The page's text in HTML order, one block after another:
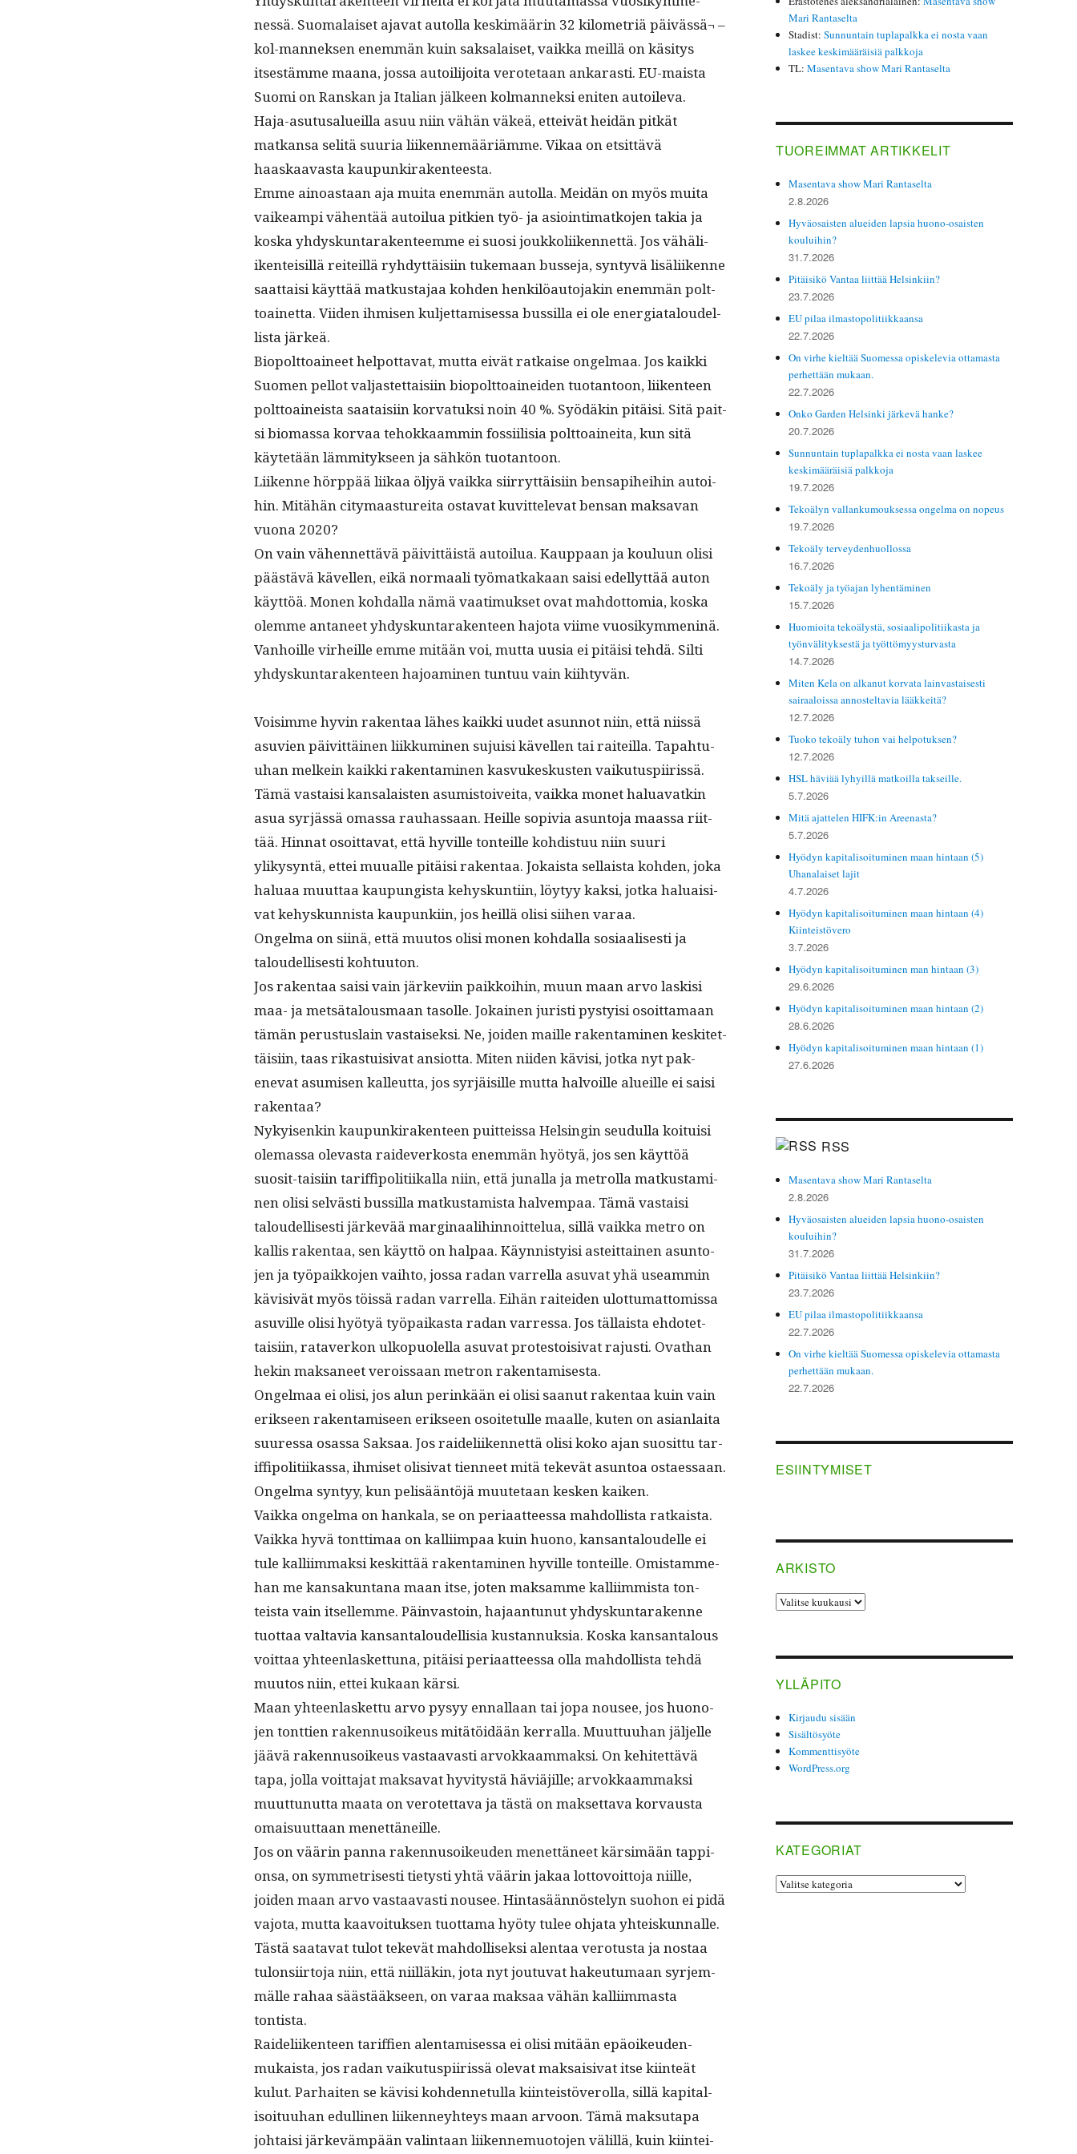
nessä. Suo­ma­laiset aja­vat autol­la keskimäärin 32 kilo­metriä päivässä¬ –
kol-man­nek­sen enem­män kuin sak­salaiset, vaik­ka meil­lä on käsi­tys
itses­tämme maana, jos­sa autoil­i­joi­ta verote­taan ankarasti. EU-maista
Suo­mi on Ran­skan ja Ital­ian jäl­keen kol­man­nek­si eniten autoileva.
Haja-asu­tusalueil­la asuu niin vähän väkeä, etteivät hei­dän pitkät
matkansa selitä suuria liiken­nemääriämme. Vikaa on etsit­tävä
haaskaavas­ta kaupunkirakenteesta.
Emme ain­oas­taan aja mui­ta enem­män autol­la. Mei­dän on myös mui­ta
vaikeampi vähen­tää autoilua pitkien työ- ja asioin­ti­matko­jen takia ja
kos­ka yhdyskun­tarak­en­teemme ei suosi joukkoli­iken­net­tä. Jos vähäli­
iken­teisil­lä reit­eil­lä ryhdyt­täisi­in tuke­maan busse­ja, syn­tyvä lisäli­ikenne
saat­taisi käyt­tää matkus­ta­jaa kohden henkilöau­to­jakin enem­män polt­
toainet­ta. Viiden ihmisen kul­jet­tamises­sa bus­sil­la ei ole ener­giat­aloudel­
lista järkeä.
Biopolt­toaineet helpot­ta­vat, mut­ta eivät ratkaise ongel­maa. Jos kaik­ki
Suomen pel­lot val­jastet­taisi­in biopolt­toainei­den tuotan­toon, liiken­teen
polt­toaineista saataisi­in kor­vatuk­si noin 40 %. Syödäkin pitäisi. Sitä pait­
si bio­mas­sa kor­vaa tehokkaam­min fos­si­il­isia polt­toainei­ta, kun sitä
käytetään läm­mi­tyk­seen ja sähkön tuotantoon.
Liikenne hörp­pää liikaa öljyä vaik­ka siir­ryt­täisi­in ben­sapi­hei­hin autoi­
hin. Mitähän city­maas­ture­i­ta osta­vat kuvit­tel­e­vat ben­san mak­sa­van
vuona 2020?
On vain vähen­net­tävä päivit­täistä autoilua. Kaup­paan ja koulu­un olisi
päästävä kävellen, eikä nor­maali työ­matkakaan saisi edel­lyt­tää auton
käyt­töä. Mon­en kohdal­la nämä vaa­timuk­set ovat mah­dot­to­mia, kos­ka
olemme anta­neet yhdyskun­tarak­en­teen hajo­ta viime vuosikymmeninä.
Van­hoille virheille emme mitään voi, mut­ta uusia ei pitäisi tehdä. Silti
yhdyskun­tarak­en­teen hajoami­nen tun­tuu vain kiihtyvän.
Voisimme hyvin rak­en­taa läh­es kaik­ki uudet asun­not niin, että niis­sä
asu­vien päivit­täi­nen liikku­mi­nen sujuisi kävellen tai raiteil­la. Tapah­tu­
uhan melkein kaik­ki rak­en­t­a­mi­nen kasvukeskusten vaikutuspiirissä.
Tämä vas­taisi kansalais­ten asum­is­toivei­ta, vaik­ka mon­et halu­a­vatkin
asua syr­jässä omas­sa rauhas­saan. Heille sopivia asun­to­ja maas­sa riit­
tää. Hin­nat osoit­ta­vat, että hyville ton­teille kohdis­tuu niin suuri
ylikysyn­tä, ettei muualle pitäisi rak­en­taa. Jokaista sel­l­aista kohden, joka
halu­aa muut­taa kaupungista kehyskun­ti­in, löy­tyy kak­si, jot­ka halu­aisi­
vat kehyskun­nista kaupunki­in, jos heil­lä olisi siihen varaa.
Ongel­ma on siinä, että muu­tos olisi mon­en kohdal­la sosi­aalis­es­ti ja
taloudel­lis­es­ti kohtuuton.
Jos rak­en­taa saisi vain järke­vi­in paikkoi­hin, muun maan arvo lask­isi
maa- ja met­sä­talous­maan tasolle. Jokainen juristi pysty­isi osoit­ta­maan
tämän perus­tus­lain vas­taisek­si. Ne, joiden maille rak­en­t­a­mi­nen keskitet­
täisi­in, taas rikas­tu­isi­vat ansiot­ta. Miten niiden kävisi, jot­ka nyt pak­
enevat asumisen kalleut­ta, jos syr­jäisille mut­ta halvoille alueille ei saisi
rakentaa?
Nykyisenkin kaupunki­rak­en­teen puit­teis­sa Helsin­gin seudul­la koi­tu­isi
ole­mas­sa olev­as­ta raide­v­erkos­ta enem­män hyö­tyä, jos sen käyt­töä
suosit-taisi­in tar­if­fipoli­ti­ikalla niin, että junal­la ja metrol­la matkus­t­a­mi­
nen olisi selvästi bus­sil­la matkus­tamista halvem­paa. Tämä vas­taisi
taloudel­lis­es­ti järkevää mar­gin­aal­i­hin­noit­telua, sil­lä vaik­ka metro on
kallis rak­en­taa, sen käyt­tö on hal­paa. Käyn­nisty­isi asteit­tainen asun­to­
jen ja työ­paikko­jen vai­h­to, jos­sa radan var­rel­la asu­vat yhä use­am­min
kävi­sivät myös töis­sä radan var­rel­la. Eihän raitei­den ulot­tumat­tomis­sa
asuville olisi hyö­tyä työ­paikas­ta radan var­res­sa. Jos täl­laista ehdotet­
taisi­in, rataverkon ulkop­uolel­la asu­vat protestoisi­vat rajusti. Ovathan
hekin mak­sa­neet verois­saan metron rakentamisesta.
Ongel­maa ei olisi, jos alun perinkään ei olisi saanut rak­en­taa kuin vain
erik­seen rak­en­tamiseen erik­seen osoite­tulle maalle, kuten on asian­lai­ta
suures­sa osas­sa Sak­saa. Jos raideli­iken­net­tä olisi koko ajan suosit­tu tar­
if­fipoli­ti­ikas­sa, ihmiset oli­si­vat tien­neet mitä tekevät asun­toa ostaes­saan.
Ongel­ma syn­tyy, kun pelisään­töjä muute­taan kesken kaiken.
Vaik­ka ongel­ma on han­kala, se on peri­aat­teessa mah­dol­lista ratkaista.
Vaik­ka hyvä tont­ti­maa on kalli­im­paa kuin huono, kansan­taloudelle ei
tule kalli­im­mak­si keskit­tää rak­en­t­a­mi­nen hyville ton­teille. Omis­tam­me­
han me kansakun­tana maan itse, joten mak­samme kalli­im­mista ton­
teista vain itsellemme. Päin­vas­toin, hajaan­tunut yhdyskun­tarakenne
tuot­taa val­tavia kansan­taloudel­lisia kus­tan­nuk­sia. Kos­ka kansan­talous
voit­taa yhteen­las­ket­tuna, pitäisi peri­aat­teessa olla mah­dol­lista tehdä
muu­tos niin, ettei kukaan kärsi.
Maan yhteen­las­ket­tu arvo pysyy ennal­laan tai jopa nousee, jos huono­
jen tont­tien raken­nu­soikeus mitätöidään ker­ral­la. Muut­tuuhan jäl­jelle
jäävä raken­nu­soikeus vas­taavasti arvokkaam­mak­si. On kehitet­tävä
tapa, jol­la voit­ta­jat mak­sa­vat hyvi­tys­tä häviäjille; arvokkaam­mak­si
muut­tunut­ta maa­ta on verotet­ta­va ja tästä on mak­set­ta­va kor­vaus­ta
omaisu­ut­taan menettäneille.
Jos on väärin pan­na raken­nu­soikeu­den menet­täneet kär­simään tap­pi­
onsa, on sym­metris­es­ti tietysti yhtä väärin jakaa lot­tovoit­to­ja niille,
joiden maan arvo vas­taavasti nousee. Hin­tasään­nöste­lyn suo­hon ei pidä
vajo­ta, mut­ta kaavoituk­sen tuot­ta­ma hyö­ty tulee ohja­ta yhteiskun­nalle.
Tästä saata­vat tulot tekevät mah­dol­lisek­si alen­taa vero­tus­ta ja nos­taa
tulon­si­ir­to­ja niin, että niil­läkin, jota nyt joutu­vat hakeu­tu­maan syr­jem­
mälle rahaa säästääk­seen, on varaa mak­saa vähän kalli­im­mas­ta
tontista.
Raideli­iken­teen tar­iffien alen­tamises­sa ei olisi mitään epäoikeu­den­
mukaista, jos radan vaiku­tus­pi­iris­sä ole­vat mak­saisi­vat itse kiin­teät
kulut. Parhait­en se kävisi kohden­netul­la kiin­teistöverol­la, sil­lä kap­i­tal­
isoitu­uhan edulli­nen liiken­ney­hteys maan arvoon. Tämä mak­su­ta­pa
johtaisi järkeväm­pään val­in­taan liiken­nemuo­to­jen välil­lä, kuin kiin­tei­
Mari Rantaselta
Stadist:Sunnuntain tuplapalkka ei nosta vaan
laskee keskimääräisiä palkkoja
TL:Masentava show Mari Rantaselta
TUOREIMMAT ARTIKKELIT
Masentava show Mari Rantaselta
2.8.2026
Hyväosaisten alueiden lapsia huono-osaisten
kouluihin?
31.7.2026
Pitäisikö Vantaa liittää Helsinkiin?
23.7.2026
EU pilaa ilmastopolitiikkaansa
22.7.2026
On virhe kieltää Suomessa opiskelevia ottamasta
perhettään mukaan.
22.7.2026
Onko Garden Helsinki järkevä hanke?
20.7.2026
Sunnuntain tuplapalkka ei nosta vaan laskee
keskimääräisiä palkkoja
19.7.2026
Tekoälyn vallankumouksessa ongelma on nopeus
19.7.2026
Tekoäly terveydenhuollossa
16.7.2026
Tekoäly ja työajan lyhentäminen
15.7.2026
Huomioita tekoälystä, sosiaalipolitiikasta ja
työnvälityksestä ja työttömyysturvasta
14.7.2026
Miten Kela on alkanut korvata lainvastaisesti
sairaaloissa annosteltavia lääkkeitä?
12.7.2026
Tuoko tekoäly tuhon vai helpotuksen?
12.7.2026
HSL häviää lyhyillä matkoilla takseille.
5.7.2026
Mitä ajattelen HIFK:in Areenasta?
5.7.2026
Hyödyn kapitalisoituminen maan hintaan (5)
Uhanalaiset lajit
4.7.2026
Hyödyn kapitalisoituminen maan hintaan (4)
Kiinteistövero
3.7.2026
Hyödyn kapitalisoituminen man hintaan (3)
29.6.2026
Hyödyn kapitalisoituminen maan hintaan (2)
28.6.2026
Hyödyn kapitalisoituminen maan hintaan (1)
27.6.2026
RSS
Masentava show Mari Rantaselta
2.8.2026
Hyväosaisten alueiden lapsia huono-osaisten
kouluihin?
31.7.2026
Pitäisikö Vantaa liittää Helsinkiin?
23.7.2026
EU pilaa ilmastopolitiikkaansa
22.7.2026
On virhe kieltää Suomessa opiskelevia ottamasta
perhettään mukaan.
22.7.2026
ESIINTYMISET
ARKISTO
ARKISTO
YLLÄPITO
Kirjaudu sisään
Sisältösyöte
Kommenttisyöte
WordPress.org
KATEGORIAT
Kategoriat